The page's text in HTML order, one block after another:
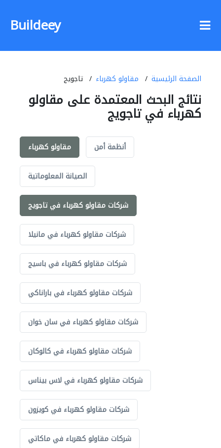
Buildeey
الصفحة الرئيسية مقاولو كهرباء تاجويج
نتائج البحث المعتمدة على مقاولو
كهرباء في تاجويج
مقاولو كهرباء أنظمة أمن
الصيانة المعلوماتية
شركات مقاولو كهرباء في تاجويج
شركات مقاولو كهرباء في مانيلا
شركات مقاولو كهرباء في باسيج
شركات مقاولو كهرباء في باراناكي
شركات مقاولو كهرباء في سان خوان
شركات مقاولو كهرباء في كالوكان
شركات مقاولو كهرباء في لاس بيناس
شركات مقاولو كهرباء في كويزون
شركات مقاولو كهرباء في ماكاتي